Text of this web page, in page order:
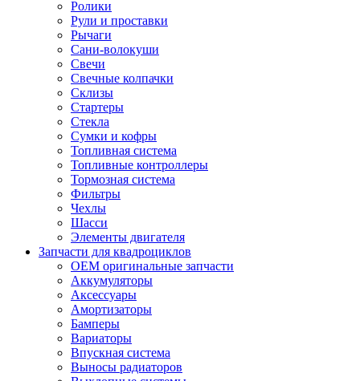
Ролики
Рули и проставки
Рычаги
Сани-волокуши
Свечи
Свечные колпачки
Склизы
Стартеры
Стекла
Сумки и кофры
Топливная система
Топливные контроллеры
Тормозная система
Фильтры
Чехлы
Шасси
Элементы двигателя
Запчасти для квадроциклов
OEM оригинальные запчасти
Аккумуляторы
Аксессуары
Амортизаторы
Бамперы
Вариаторы
Впускная система
Выносы радиаторов